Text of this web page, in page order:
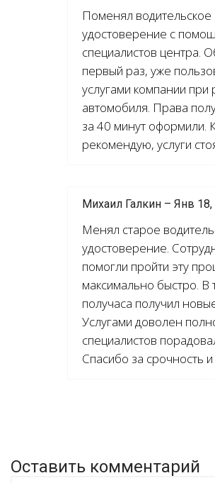
Поменял водительское
удостоверение с
специалистов центра.
первый раз, уже
услугами компании при
автомобиля. Права
за 40 минут оформили.
рекомендую, услуги
Михаил Галкин – Янв 18,
Менял старое
удостоверение.
помогли пройти эту
максимально быстро. В
получаса получил
Услугами доволен
специалистов
Спасибо за срочность и
Оставить комментарий